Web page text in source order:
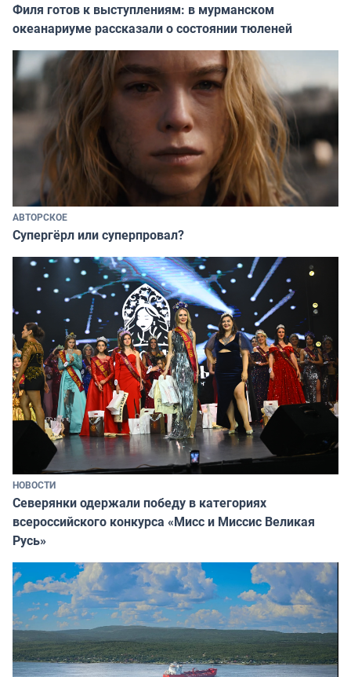
Филя готов к выступлениям: в мурманском
океанариуме рассказали о состоянии тюленей
АВТОРСКОЕ
Супергёрл или суперпровал?
НОВОСТИ
Северянки одержали победу в категориях
всероссийского конкурса «Мисс и Миссис Великая
Русь»